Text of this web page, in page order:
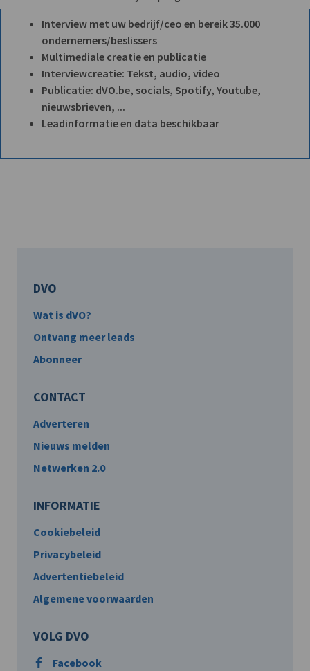
Interview met uw bedrijf/ceo en bereik 35.000
ondernemers/beslissers
Multimediale creatie en publicatie
Interviewcreatie: Tekst, audio, video
Publicatie: dVO.be, socials, Spotify, Youtube,
nieuwsbrieven, ...
Leadinformatie en data beschikbaar
DVO
Wat is dVO?
Ontvang meer leads
Abonneer
CONTACT
Adverteren
Nieuws melden
Netwerken 2.0
INFORMATIE
Cookiebeleid
Privacybeleid
Advertentiebeleid
Algemene voorwaarden
VOLG DVO
Facebook